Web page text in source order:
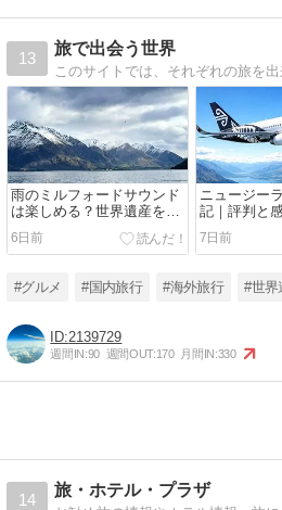
13
旅で出会う世界
雨のミルフォードサウンド
は楽しめる？世界遺産を冬
季ツアーで訪れた体験と注
意点を紹介
6日前
ニュージー
記｜評判と
ークランド
タウン着）
7日前
#グルメ #国内旅行 #海外旅行 #世界
2139729
週間IN:90 週間OUT:170 月間IN:330
14
旅・ホテル・プラザ